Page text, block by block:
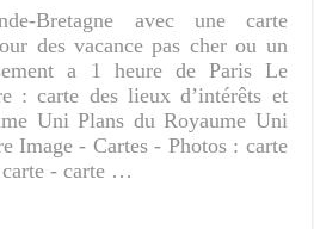
Bretagne avec une carte
des vacance pas cher ou un
a 1 heure de Paris Le
: carte des lieux d’intérêts et
Uni Plans du Royaume Uni
Image - Cartes - Photos : carte
carte - carte …